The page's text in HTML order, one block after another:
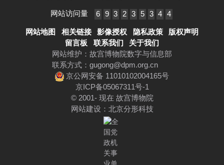
网站访问量 6 9 3 2 3 5 3 4 4
网站地图 相关链接 影像授权 隐私政策
版权声明
留言板
联系我们
关于我们
网站维护：故宫博物院数字与信息部
联系方式： gugong@dpm.org.cn
京公网安备 11010102004165号
京ICP备05067311号-1
© 2001- 现在 故宫博物院
网站建设 ： 北京分形科技